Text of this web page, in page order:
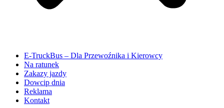
E-TruckBus – Dla Przewoźnika i Kierowcy
Na ratunek
Zakazy jazdy
Dowcip dnia
Reklama
Kontakt